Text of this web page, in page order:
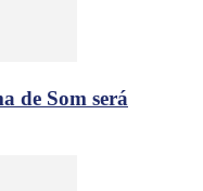
de Som será